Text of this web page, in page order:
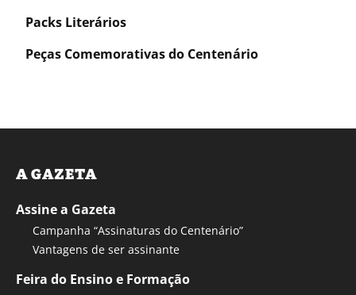
Packs Literários
Peças Comemorativas do Centenário
A GAZETA
Assine a Gazeta
Campanha “Assinaturas do Centenário”
Vantagens de ser assinante
Feira do Ensino e Formação